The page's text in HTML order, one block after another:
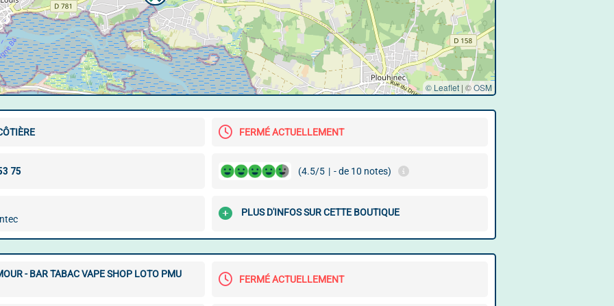
© Leaflet | ©OSM
FERMÉ ACTUELLEMENT
(4.5/5 | - de 10 notes)
PLUS D'INFOS SUR CETTE BOUTIQUE
- BAR TABAC VAPE SHOP LOTO PMU FERMÉ ACTUELLEMENT